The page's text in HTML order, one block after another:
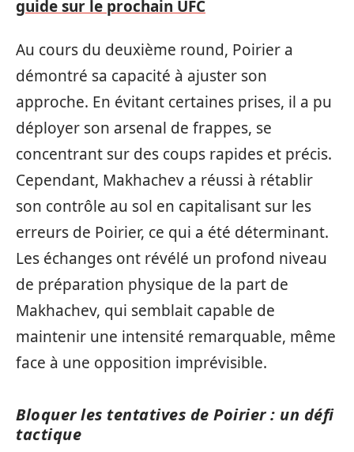
guide sur le prochain UFC
Au cours du deuxième round, Poirier a
démontré sa capacité à ajuster son
approche. En évitant certaines prises, il a pu
déployer son arsenal de frappes, se
concentrant sur des coups rapides et précis.
Cependant, Makhachev a réussi à rétablir
son contrôle au sol en capitalisant sur les
erreurs de Poirier, ce qui a été déterminant.
Les échanges ont révélé un profond niveau
de préparation physique de la part de
Makhachev, qui semblait capable de
maintenir une intensité remarquable, même
face à une opposition imprévisible.
Bloquer les tentatives de Poirier : un défi
tactique